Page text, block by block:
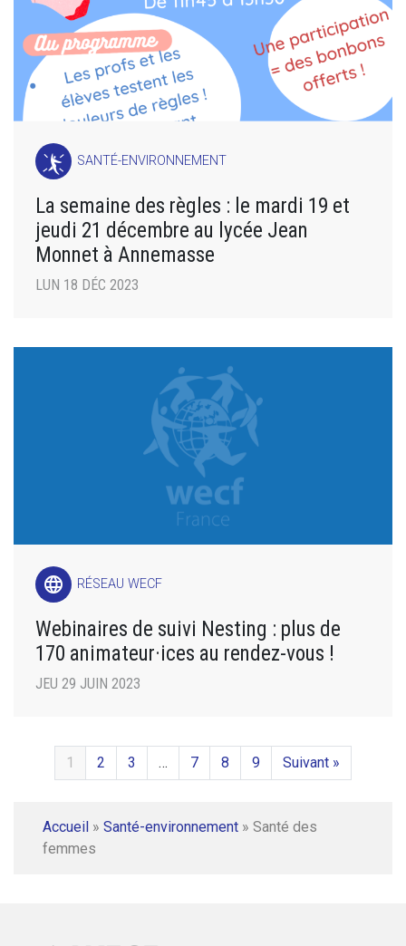
SANTÉ-ENVIRONNEMENT
La semaine des règles : le mardi 19 et
jeudi 21 décembre au lycée Jean
Monnet à Annemasse
LUN 18 DÉC 2023
language RÉSEAU WECF
Webinaires de suivi Nesting : plus de
170 animateur·ices au rendez-vous !
JEU 29 JUIN 2023
1 2 3 … 7 8 9 Suivant »
Accueil » Santé-environnement » Santé des
femmes